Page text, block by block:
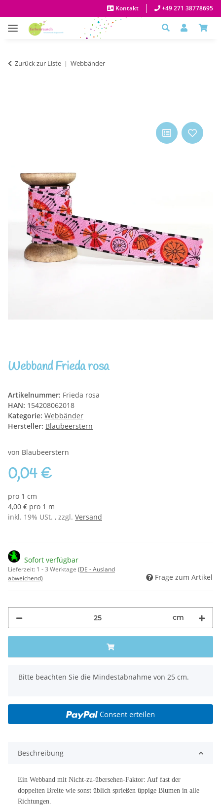
Kontakt +49 271 38778695
Zurück zur Liste Webbänder
Webband Frieda rosa
Artikelnummer: Frieda rosa
HAN: 154208062018
Kategorie: Webbänder
Hersteller: Blaubeerstern
von Blaubeerstern
0,04 €
pro 1 cm
4,00 € pro 1 m
inkl. 19% USt. , zzgl. Versand
Sofort verfügbar
Lieferzeit: 1 - 3 Werktage (DE - Ausland
abweichend)
Frage zum Artikel
cm
x
Bitte beachten Sie die Mindestabnahme von 25 cm.
Consent erteilen
Beschreibung
Ein Webband mit Nicht-zu-übersehen-Faktor: Auf fast der
doppelten Breite wie sonst üblich sprießen üppige Blumen in alle
Richtungen.